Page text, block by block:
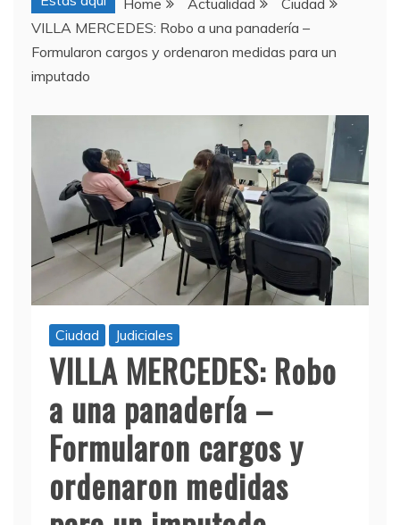
Home Actualidad
Ciudad
VILLA MERCEDES: Robo a una panadería –
Formularon cargos y ordenaron medidas para un
imputado
Ciudad Judiciales
VILLA MERCEDES: Robo
a una panadería –
Formularon cargos y
ordenaron medidas